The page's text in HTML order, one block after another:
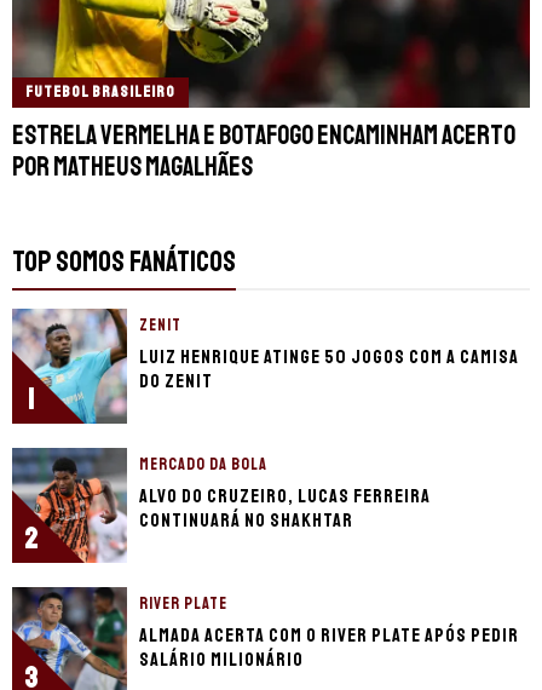
FUTEBOL BRASILEIRO
Estrela Vermelha e Botafogo encaminham acerto
por Matheus Magalhães
TOP SOMOS FANÁTICOS
1
ZENIT
Luiz Henrique atinge 50 jogos com a camisa
do Zenit
2
MERCADO DA BOLA
Alvo do Cruzeiro, Lucas Ferreira
continuará no Shakhtar
3
RIVER PLATE
Almada acerta com o River Plate após pedir
salário milionário